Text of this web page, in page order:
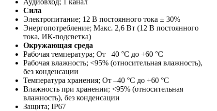
Сила
Электропитание; 12 В постоянного тока ± 30%
Энергопотребление; Макс. 2,6 Вт (12 В постоянного
тока, ИК-подсветка)
Окружающая среда
Рабочая температура; От –40 °C до +60 °C
Рабочая влажность; <95% (относительная влажность),
без конденсации
Температура хранения; От –40 °C до +60 °C
Влажность при хранении; <95% (относительная
влажность), без конденсации
Защита; IP67